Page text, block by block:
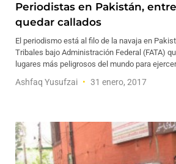
Periodistas en Pakistán,
quedar callados
El periodismo está al filo de la navaja en
Tribales bajo Administración Federal (FATA)
lugares más peligrosos del mundo para
Ashfaq Yusufzai 31 enero, 2017